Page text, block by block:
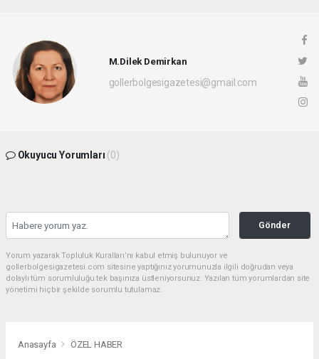
M.Dilek Demirkan
gollerbolgesigazetesi@gmail.com
Okuyucu Yorumları (0)
Gönder
Yorum yazarak Topluluk Kuralları’nı kabul etmiş bulunuyor ve
gollerbolgesigazetesi.com sitesine yaptığınız yorumunuzla ilgili doğrudan veya
dolaylı tüm sorumluluğu tek başınıza üstleniyorsunuz. Yazılan tüm yorumlardan site
yönetimi hiçbir şekilde sorumlu tutulamaz.
Anasayfa ÖZEL HABER